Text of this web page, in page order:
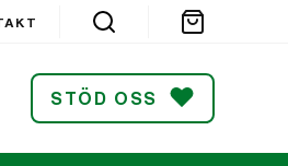
STÖD OSS